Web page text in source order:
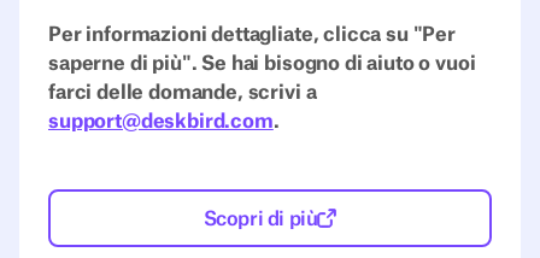
Per informazioni dettagliate, clicca su "Per
saperne di più". Se hai bisogno di aiuto o vuoi
farci delle domande, scrivi a
support@deskbird.com.
Scopri di più